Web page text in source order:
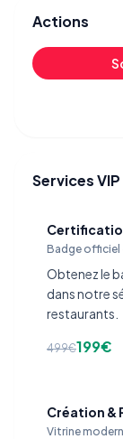
Actions
Services
Badge officiel
Obtenez le
dans notre
restaurants.
499€199€
Création &
Vitrine